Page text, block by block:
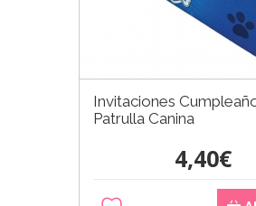
Invitaciones
Patrulla Canina
4,40€